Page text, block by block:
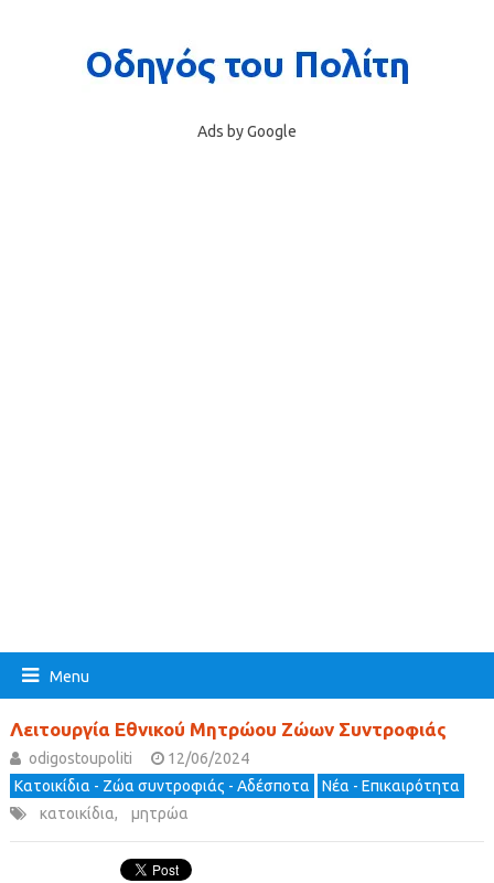
Ads by Google
Menu
Λειτουργία Εθνικού Μητρώου Ζώων Συντροφιάς
odigostoupoliti
12/06/2024
Κατοικίδια - Ζώα συντροφιάς - Αδέσποτα
Νέα - Επικαιρότητα
κατοικίδια, μητρώα